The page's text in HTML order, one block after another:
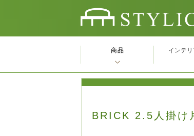
BRICK 2.5人掛け
商品 インテ